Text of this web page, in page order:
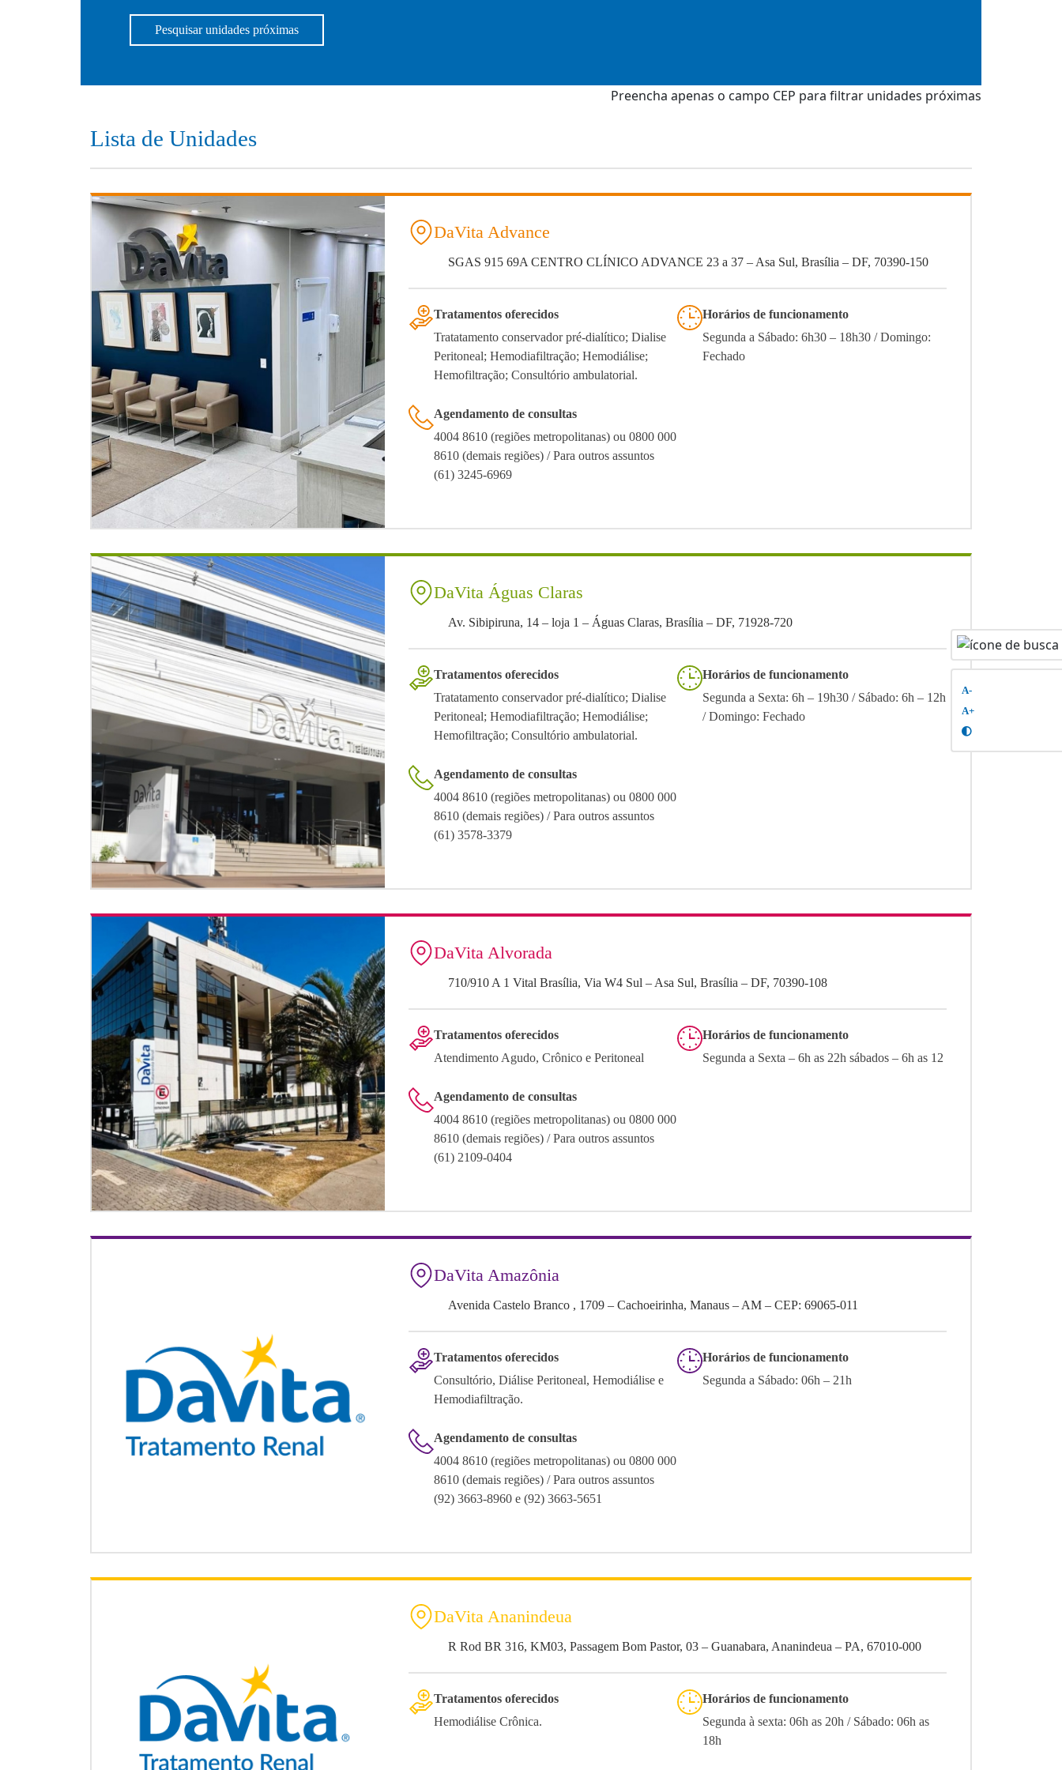
A-
A+
Pesquisar unidades próximas
Preencha apenas o campo CEP para filtrar unidades próximas
Lista de Unidades
DaVita Advance
SGAS 915 69A CENTRO CLÍNICO ADVANCE 23 a 37 – Asa Sul, Brasília – DF, 70390-150
Tratamentos oferecidos
Tratatamento conservador pré-dialítico; Dialise
Peritoneal; Hemodiafiltração; Hemodiálise;
Hemofiltração; Consultório ambulatorial.
Horários de funcionamento
Segunda a Sábado: 6h30 – 18h30 / Domingo:
Fechado
Agendamento de consultas
4004 8610 (regiões metropolitanas) ou 0800 000
8610 (demais regiões) / Para outros assuntos
(61) 3245-6969
DaVita Águas Claras
Av. Sibipiruna, 14 – loja 1 – Águas Claras, Brasília – DF, 71928-720
Tratamentos oferecidos
Tratatamento conservador pré-dialítico; Dialise
Peritoneal; Hemodiafiltração; Hemodiálise;
Hemofiltração; Consultório ambulatorial.
Horários de funcionamento
Segunda a Sexta: 6h – 19h30 / Sábado: 6h – 12h
/ Domingo: Fechado
Agendamento de consultas
4004 8610 (regiões metropolitanas) ou 0800 000
8610 (demais regiões) / Para outros assuntos
(61) 3578-3379
DaVita Alvorada
710/910 A 1 Vital Brasília, Via W4 Sul – Asa Sul, Brasília – DF, 70390-108
Tratamentos oferecidos
Atendimento Agudo, Crônico e Peritoneal
Horários de funcionamento
Segunda a Sexta – 6h as 22h sábados – 6h as 12
Agendamento de consultas
4004 8610 (regiões metropolitanas) ou 0800 000
8610 (demais regiões) / Para outros assuntos
(61) 2109-0404
DaVita Amazônia
Avenida Castelo Branco , 1709 – Cachoeirinha, Manaus – AM – CEP: 69065-011
Tratamentos oferecidos
Consultório, Diálise Peritoneal, Hemodiálise e
Hemodiafiltração.
Horários de funcionamento
Segunda a Sábado: 06h – 21h
Agendamento de consultas
4004 8610 (regiões metropolitanas) ou 0800 000
8610 (demais regiões) / Para outros assuntos
(92) 3663-8960 e (92) 3663-5651
DaVita Ananindeua
R Rod BR 316, KM03, Passagem Bom Pastor, 03 – Guanabara, Ananindeua – PA, 67010-000
Tratamentos oferecidos
Hemodiálise Crônica.
Horários de funcionamento
Segunda à sexta: 06h as 20h / Sábado: 06h as
18h